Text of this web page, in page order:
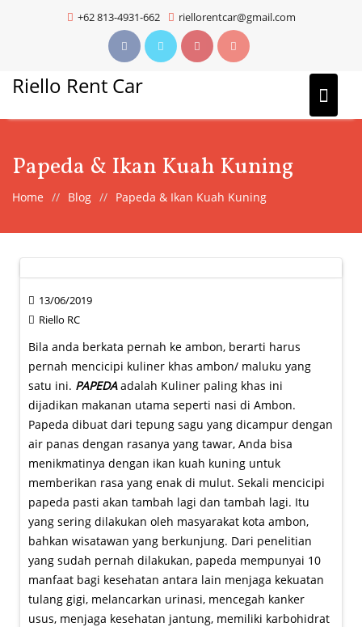
+62 813-4931-662 riellorentcar@gmail.com
Riello Rent Car
Papeda & Ikan Kuah Kuning
Home Blog Papeda & Ikan Kuah Kuning
13/06/2019
Riello RC
Bila anda berkata pernah ke ambon, berarti harus
pernah mencicipi kuliner khas ambon/ maluku yang
satu ini. PAPEDAadalah Kuliner paling khas ini
dijadikan makanan utama seperti nasi di Ambon.
Papeda dibuat dari tepung sagu yang dicampur dengan
air panas dengan rasanya yang tawar, Anda bisa
menikmatinya dengan ikan kuah kuning untuk
memberikan rasa yang enak di mulut. Sekali mencicipi
papeda pasti akan tambah lagi dan tambah lagi. Itu
yang sering dilakukan oleh masyarakat kota ambon,
bahkan wisatawan yang berkunjung. Dari penelitian
yang sudah pernah dilakukan, papeda mempunyai 10
manfaat bagi kesehatan antara lain menjaga kekuatan
tulang gigi, melancarkan urinasi, mencegah kanker
usus, menjaga kesehatan jantung, memiliki karbohidrat